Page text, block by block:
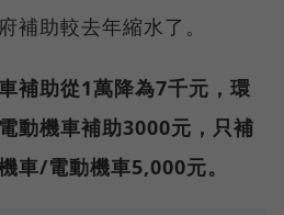
補助較去年縮水了。
補助從1萬降為7千元，環
動機車補助3000元，只補
車/電動機車5,000元。